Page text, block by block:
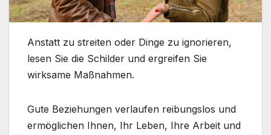
Anstatt zu streiten oder Dinge zu ignorieren,
lesen Sie die Schilder und ergreifen Sie
wirksame Maßnahmen.
Gute Beziehungen verlaufen reibungslos und
ermöglichen Ihnen, Ihr Leben, Ihre Arbeit und